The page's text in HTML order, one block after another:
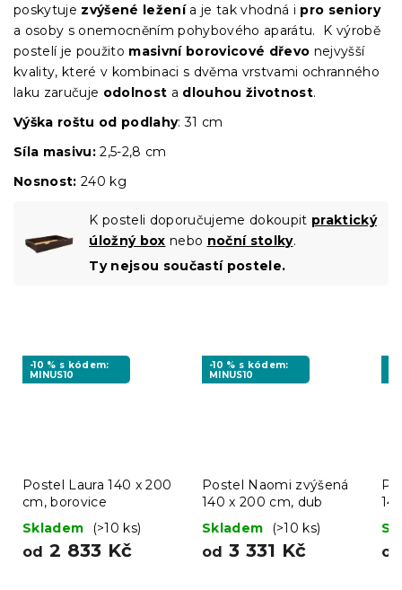
poskytuje zvýšené leženía je tak vhodná i pro seniory
a osoby s onemocněním pohybového aparátu. K výrobě
postelí je použito masivní borovicové dřevo nejvyšší
kvality, které v kombinaci s dvěma vrstvami ochranného
laku zaručuje odolnost a dlouhou životnost.
Výška roštu od podlahy: 31 cm
Síla masivu: 2,5-2,8 cm
Nosnost: 240 kg
K posteli doporučujeme dokoupit praktický
úložný box nebo noční stolky.
Ty nejsou součastí postele.
-10 % s kódem:
MINUS10
Postel Laura 140 x 200
cm, borovice
Skladem
(>10 ks)
od 2 833 Kč
-10 % s kódem:
MINUS10
Postel Naomi zvýšená
140 x 200 cm, dub
Skladem
(>10 ks)
od 3 331 Kč od